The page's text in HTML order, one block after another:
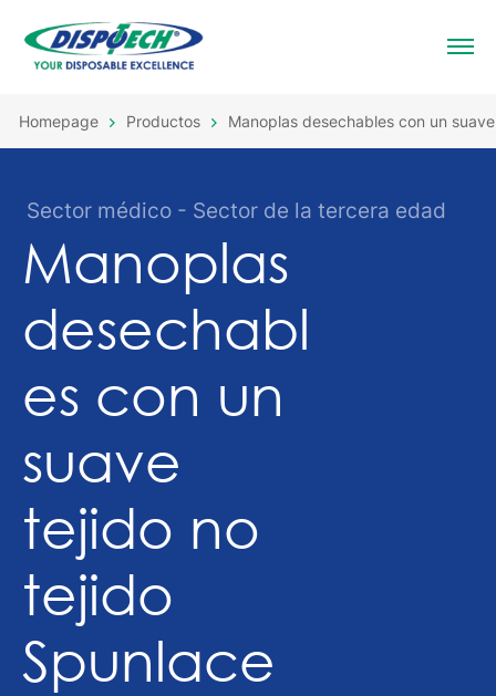
Homepage Productos Manoplas desechables con un
Sector médico - Sector de la tercera edad
Manoplas
desechabl
es con un
suave
tejido no
tejido
Spunlace